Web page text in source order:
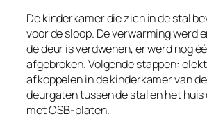
De kinderkamer die zich in de stal
voor de sloop. De verwarming werd
de deur is verdwenen, er werd nog
afgebroken. Volgende stappen:
afkoppelen in de kinderkamer van
deurgaten tussen de stal en het
met OSB-platen.